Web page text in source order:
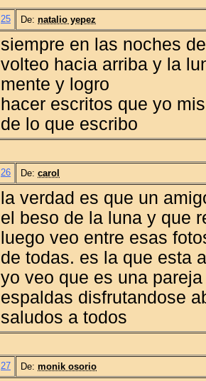
25 De: natalio yepez
siempre en las noches
volteo hacia arriba y la
mente y logro
hacer escritos que yo
de lo que escribo
26 De: carol
la verdad es que un
el beso de la luna y que
luego veo entre esas
de todas. es la que esta
yo veo que es una
espaldas disfrutandose
saludos a todos
27 De: monik osorio